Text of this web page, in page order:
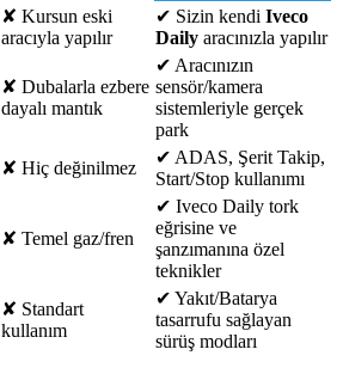
✘ Kursun eski
aracıyla yapılır
✔ Sizin kendi Iveco
Daily aracınızla yapılır
✘ Dubalarla ezbere
dayalı mantık
✔ Aracınızın
sensör/kamera
sistemleriyle gerçek
park
✘ Hiç değinilmez
✔ ADAS, Şerit Takip,
Start/Stop kullanımı
✘ Temel gaz/fren
✔ Iveco Daily tork
eğrisine ve
şanzımanına özel
teknikler
✘ Standart
kullanım
✔ Yakıt/Batarya
tasarrufu sağlayan
sürüş modları